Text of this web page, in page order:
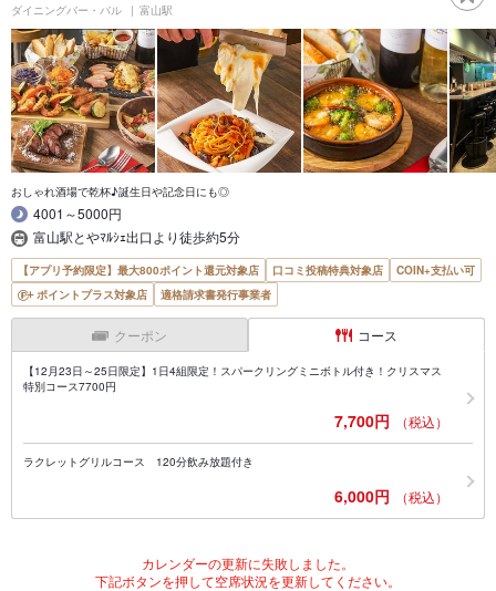
ダイニングバー・バル 富山駅
おしゃれ酒場で乾杯♪誕生日や記念日にも◎
4001～5000円
富山駅とやﾏﾙｼｪ出口より徒歩約5分
【アプリ予約限定】最大800ポイント還元対象店 口コミ投稿特典対象店
COIN+支払い可
ポイントプラス対象店
適格請求書発行事業者
クーポン コース
【12月23日～25日限定】1日4組限定！スパークリングミニボトル付き！クリスマス
特別コース7700円
7,700円 （税込）
ラクレットグリルコース 120分飲み放題付き
6,000円 （税込）
カレンダーの更新に失敗しました。
下記ボタンを押して空席状況を更新してください。